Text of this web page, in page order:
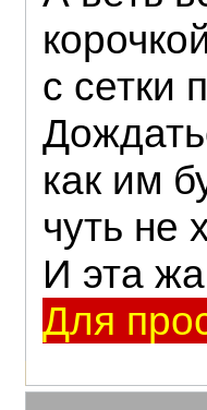
с сетки
как им
чуть не
И эта
Для